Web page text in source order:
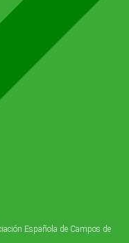
Española de Campos de